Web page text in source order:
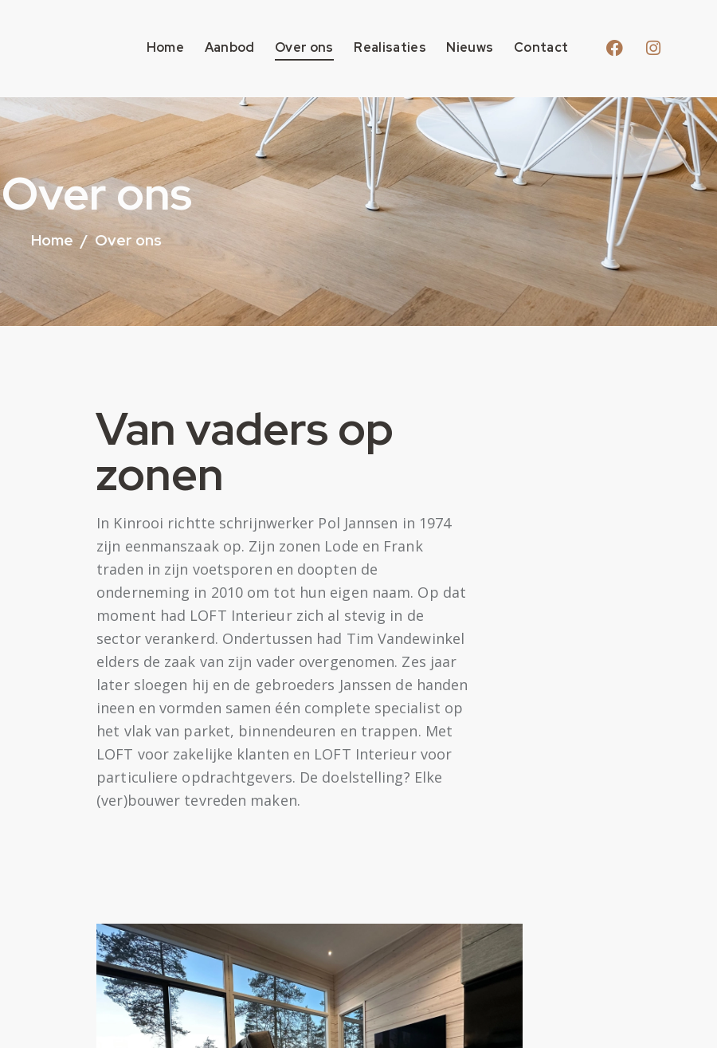
Home Aanbod Over ons Realisaties Nieuws Contact
Over ons
Home Over ons
Van vaders op
zonen
In Kinrooi richtte schrijnwerker Pol Jannsen in 1974
zijn eenmanszaak op. Zijn zonen Lode en Frank
traden in zijn voetsporen en doopten de
onderneming in 2010 om tot hun eigen naam. Op dat
moment had LOFT Interieur zich al stevig in de
sector verankerd. Ondertussen had Tim Vandewinkel
elders de zaak van zijn vader overgenomen. Zes jaar
later sloegen hij en de gebroeders Janssen de handen
ineen en vormden samen één complete specialist op
het vlak van parket, binnendeuren en trappen. Met
LOFT voor zakelijke klanten en LOFT Interieur voor
particuliere opdrachtgevers. De doelstelling? Elke
(ver)bouwer tevreden maken.